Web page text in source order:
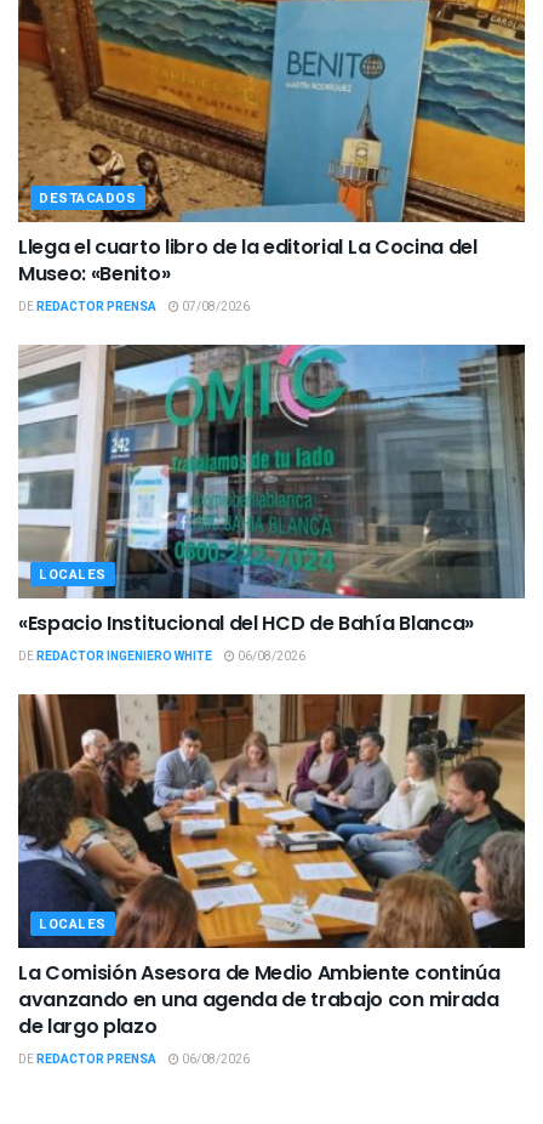
DESTACADOS
Llega el cuarto libro de la editorial La Cocina del
Museo: «Benito»
DEREDACTOR PRENSA 07/08/2026
LOCALES
«Espacio Institucional del HCD de Bahía Blanca»
DEREDACTOR INGENIERO WHITE 06/08/2026
LOCALES
La Comisión Asesora de Medio Ambiente continúa
avanzando en una agenda de trabajo con mirada
de largo plazo
DEREDACTOR PRENSA 06/08/2026